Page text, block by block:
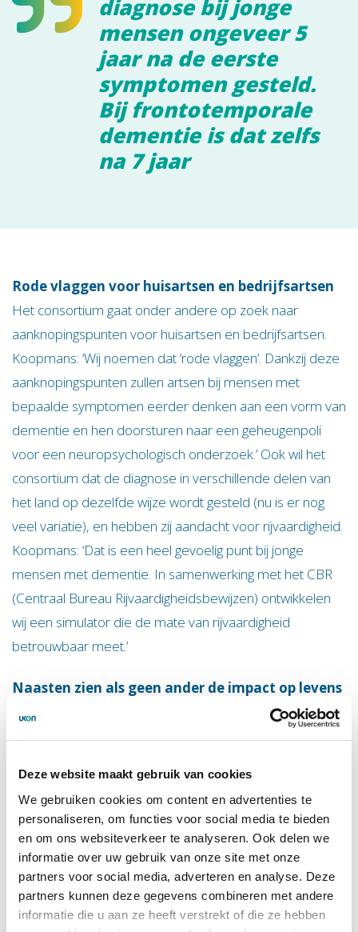
Deze website maakt gebruik van cookies
We gebruiken cookies om content en advertenties te
personaliseren, om functies voor social media te bieden
en om ons websiteverkeer te analyseren. Ook delen we
informatie over uw gebruik van onze site met onze
partners voor social media, adverteren en analyse. Deze
partners kunnen deze gegevens combineren met andere
informatie die u aan ze heeft verstrekt of die ze hebben
diagnose bij jonge
mensen ongeveer 5
jaar na de eerste
symptomen gesteld.
Bij frontotemporale
dementie is dat zelfs
na 7 jaar
Rode vlaggen voor huisartsen en bedrijfsartsen
Het consortium gaat onder andere op zoek naar
aanknopingspunten voor huisartsen en bedrijfsartsen.
Koopmans: ‘Wij noemen dat ‘rode vlaggen’. Dankzij deze
aanknopingspunten zullen artsen bij mensen met
bepaalde symptomen eerder denken aan een vorm van
dementie en hen doorsturen naar een geheugenpoli
voor een neuropsychologisch onderzoek.’ Ook wil het
consortium dat de diagnose in verschillende delen van
het land op dezelfde wijze wordt gesteld (nu is er nog
veel variatie), en hebben zij aandacht voor rijvaardigheid.
Koopmans: ‘Dat is een heel gevoelig punt bij jonge
mensen met dementie. In samenwerking met het CBR
(Centraal Bureau Rijvaardigheidsbewijzen) ontwikkelen
wij een simulator die de mate van rijvaardigheid
betrouwbaar meet.’
Naasten zien als geen ander de impact op levens
Hendrik-Jan van der Waal (53) is ervaringsdeskundige bij
FTD-lotgenoten (frontotemporale dementie) én
consortium YOD-INCLUDED. Zelf is hij niet erfelijk belast
met deze ziekte, zijn beide broers wel. Een broer is op
zijn 48e overleden aan de ziekte, een andere broer (55)
heeft de ziekte in een vergevorderd stadium. Van der
Waal vertelt: ‘Naasten zien als geen ander de impact op
levens. De karakterveranderingen, het gebrek aan
ziekte-inzicht, het verlies van regie en van empathisch